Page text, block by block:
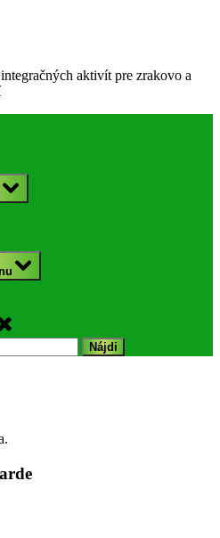
aktivít pre zrakovo a